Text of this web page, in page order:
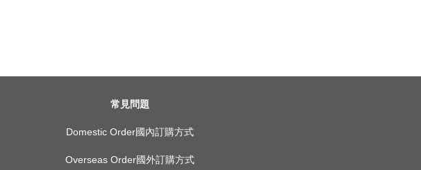
常見問題
Domestic Order國內訂購方式
Overseas Order國外訂購方式